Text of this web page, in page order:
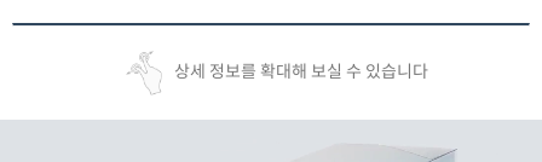
상세 정보를 확대해 보실 수 있습니다